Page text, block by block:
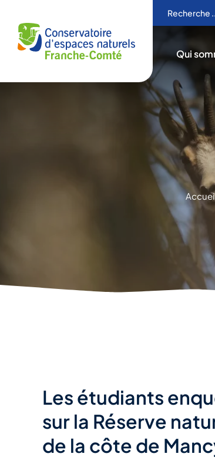
Qui
Les étudiants
sur la Réserve
de la côte de